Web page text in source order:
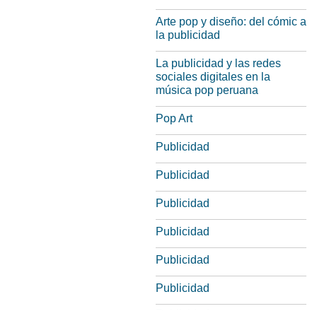
Arte pop y diseño: del cómic a
la publicidad
La publicidad y las redes
sociales digitales en la
música pop peruana
Pop Art
Publicidad
Publicidad
Publicidad
Publicidad
Publicidad
Publicidad